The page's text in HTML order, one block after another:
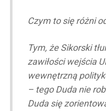
Czym to się różni
Tym, że Sikorski
zawiłości wejścia
wewnętrzną
– tego Duda nie
Duda się